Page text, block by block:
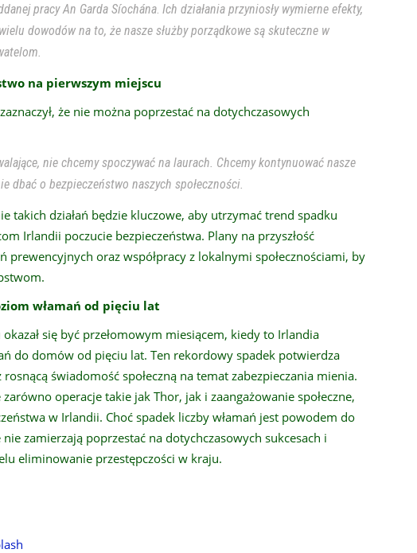
pracy An Garda Síochána Ich działania przyniosły wymierne efekty,
dowodów na to, że nasze służby porządkowe są skuteczne w
na pierwszym miejscu
że nie można poprzestać na dotychczasowych
nie chcemy spoczywać na laurach. Chcemy kontynuować nasze
dbać o bezpieczeństwo naszych społeczności.
takich działań będzie kluczowe, aby utrzymać trend spadku
Irlandii poczucie bezpieczeństwa. Plany na przyszłość
prewencyjnych oraz współpracy z lokalnymi społecznościami, by
włamań od pięciu lat
się być przełomowym miesiącem, kiedy to Irlandia
do domów od pięciu lat. Ten rekordowy spadek potwierdza
świadomość społeczną na temat zabezpieczania mienia.
operacje takie jak Thor, jak i zaangażowanie społeczne,
w Irlandii. Choć spadek liczby włamań jest powodem do
zamierzają poprzestać na dotychczasowych sukcesach i
eliminowanie przestępczości w kraju.